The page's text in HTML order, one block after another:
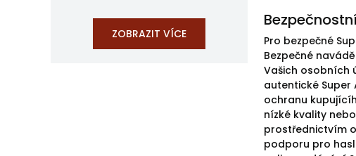
Pro bezpečné
Bezpečné
Vašich osobních
autentické
ochranu
nízké kvality
prostřednictvím
podporu pro